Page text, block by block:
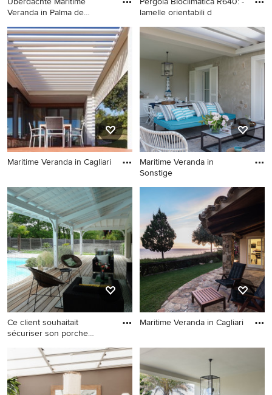
Veranda in Palma de
Überdachte Maritime
Veranda in Palma de Mallorca
lamelle orientabili d
Maritime Veranda in Mailand
Maritime Veranda in Cagliari
Maritime Veranda in
Sonstige
Maritime Veranda in Sonstige
Ce client souhaitait
sécuriser son porche
Mittelgroße, Überdachte
Maritime Veranda hinter dem
Haus mit Dielen in Sonstige
Maritime Veranda in Cagliari